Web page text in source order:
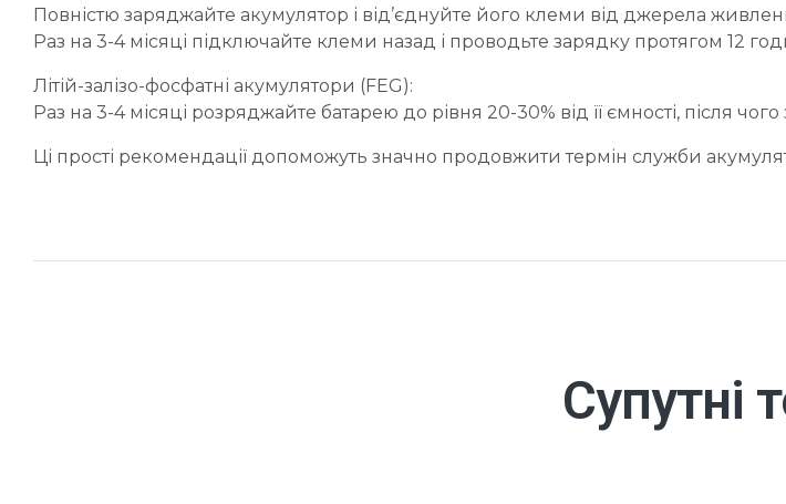
Повністю заряджайте акумулятор і від’єднуйте його клеми від джерела
Раз на 3-4 місяці підключайте клеми назад і проводьте зарядку протягом 12
Літій-залізо-фосфатні акумулятори (FEG):
Раз на 3-4 місяці розряджайте батарею до рівня 20-30% від її ємності, після
Ці прості рекомендації допоможуть значно продовжити термін служби
Супутні